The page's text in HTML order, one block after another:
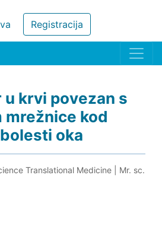
Registracija
u krvi povezan s
kod
oka
Translational Medicine| Mr. sc.